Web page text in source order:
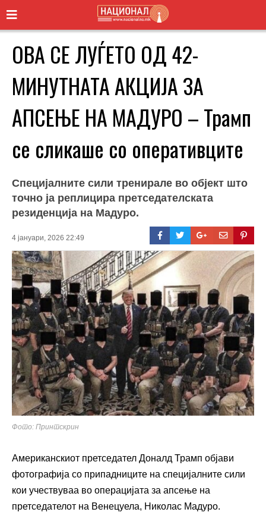
ОВА СЕ ЛУЃЕТО ОД 42-
МИНУТНАТА АКЦИЈА ЗА
АПСЕЊЕ НА МАДУРО – Трамп
се сликаше со оперативците
Специјалните сили тренирале во објект што
точно ја реплицира претседателската
резиденција на Мадуро.
4 јануари, 2026 22:49
Фото: Принтскрин
Американскиот претседател Доналд Трамп објави
фотографија со припадниците на специјалните сили
кои учествуваа во операцијата за апсење на
претседателот на Венецуела, Николас Мадуро.